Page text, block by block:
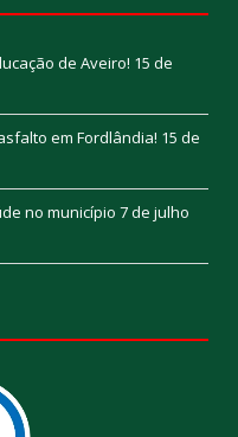
de Aveiro! 15 de
em Fordlândia! 15 de
no município 7 de julho